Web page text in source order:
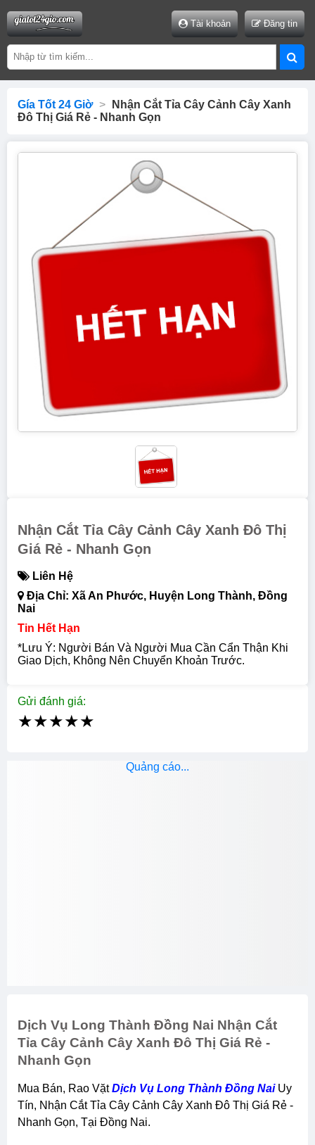
Tài khoản Đăng tin
Gía Tốt 24 Giờ >
Nhận Cắt Tỉa Cây Cảnh Cây Xanh
Đô Thị Giá Rẻ - Nhanh Gọn
Nhận Cắt Tỉa Cây Cảnh Cây Xanh Đô Thị
Giá Rẻ - Nhanh Gọn
Liên Hệ
Địa Chỉ: Xã An Phước, Huyện Long Thành, Đồng
Nai
Tin Hết Hạn
*Lưu Ý: Người Bán Và Người Mua Cần Cẩn Thận Khi
Giao Dịch, Không Nên Chuyển Khoản Trước.
Gửi đánh giá:
★★★★★
Dịch Vụ Long Thành Đồng Nai Nhận Cắt
Tỉa Cây Cảnh Cây Xanh Đô Thị Giá Rẻ -
Nhanh Gọn
Mua Bán, Rao VặtDịch Vụ Long Thành Đồng NaiUy
Tín, Nhận Cắt Tỉa Cây Cảnh Cây Xanh Đô Thị Giá Rẻ -
Nhanh Gọn, Tại Đồng Nai.